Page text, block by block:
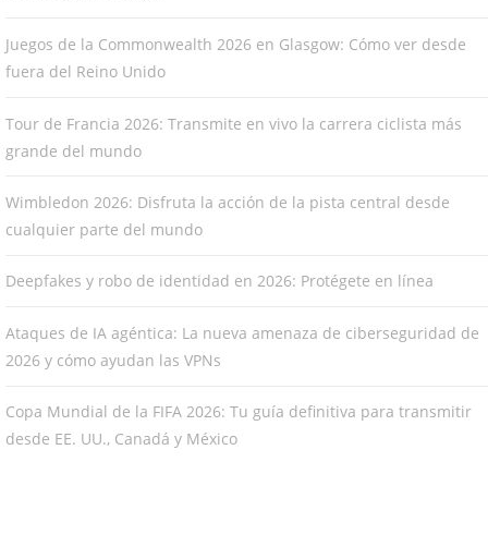
Juegos de la Commonwealth 2026 en Glasgow: Cómo ver desde
fuera del Reino Unido
Tour de Francia 2026: Transmite en vivo la carrera ciclista más
grande del mundo
Wimbledon 2026: Disfruta la acción de la pista central desde
cualquier parte del mundo
Deepfakes y robo de identidad en 2026: Protégete en línea
Ataques de IA agéntica: La nueva amenaza de ciberseguridad de
2026 y cómo ayudan las VPNs
Copa Mundial de la FIFA 2026: Tu guía definitiva para transmitir
desde EE. UU., Canadá y México